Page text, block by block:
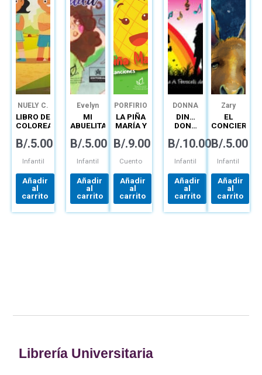
NUELY C.
DE LA
CRUZ
LIBRO DE
COLOREAR
EMPRENDIMIENTO
EDICIÓN
B/.5.00
Infantil
Añadir
al
carrito
Evelyn
Lozano
Pinzón
MI
ABUELITA
HADA
B/.5.00
Infantil
Añadir
al
carrito
PORFIRIO
SALAZAR
LA PIÑA
MARÍA Y
CANCIONES
B/.9.00
Cuento
Añadir
al
carrito
DONNA
PETROCELLI
DE HIM
DIN…
DON…
LLAMANDO
B/.10.00
Infantil
Añadir
al
carrito
Zary
Alleyne
EL
CONCIERTO
LUCES
B/.5.00
Infantil
Añadir
al
carrito
Librería Universitaria